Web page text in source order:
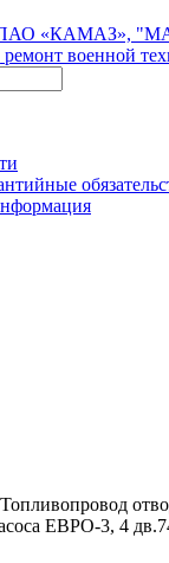
ПАО «КАМАЗ»,
военной
ЕВРО-3, 4